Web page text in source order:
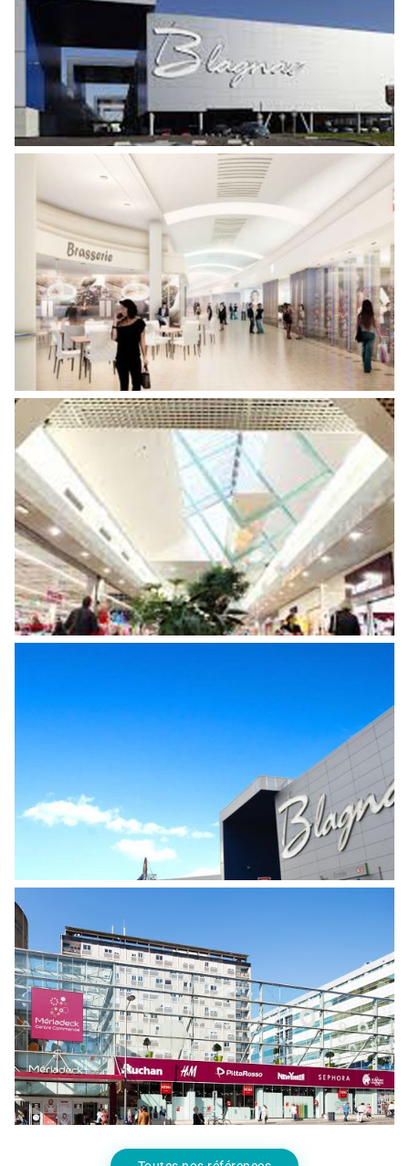
GUYS – CENTRE COMMERCIAL BLAGNAC
Centre Commercial
RÉNOVATION DU CENTRE COMMERCIAL
CAEN MONDEVILLE 2
Centre Commercial
REMPLACEMENT DU SYSTÈME DE
VIDEOPROTECTION – CENTRE
COMMERCIAL PONTAULT COMBAULT
Centre Commercial
TRAVAUX DE REMPLACEMENT DU SSS
DANS LE CENTRE COMMERCIAL DE
Centre Commercial
MISE EN CONFORMITÉ DU
DÉSENFUMAGE DU CENTRE
COMMERCIAL MÉRIADECK
Centre Commercial